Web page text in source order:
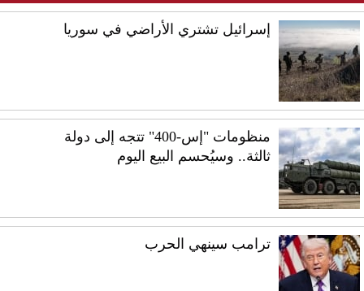
إسرائيل تشتري الأراضي في سوريا
منظومات "إس-400" تتجه إلى دولة
ثالثة.. وسيُحسم البيع اليوم
ترامب سينهي الحرب